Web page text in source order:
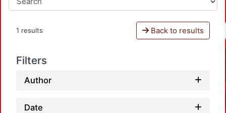
1 results Back to results
Filters
Author
Date